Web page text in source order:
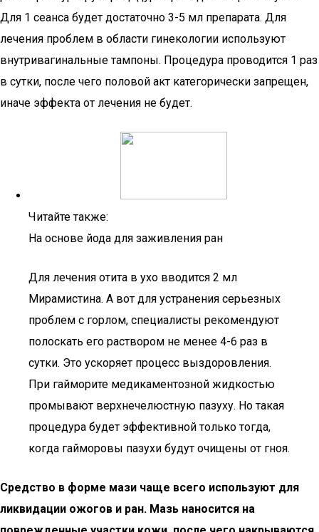
Для 1 сеанса будет достаточно 3-5 мл препарата. Для
лечения проблем в области гинекологии используют
внутривагинальные тампоны. Процедура проводится 1 раз
в сутки, после чего половой акт категорически запрещен,
иначе эффекта от лечения не будет.
Читайте также:
На основе йода для заживления ран
Для лечения отита в ухо вводится 2 мл
Мирамистина. А вот для устранения серьезных
проблем с горлом, специалисты рекомендуют
полоскать его раствором не менее 4-6 раз в
сутки. Это ускоряет процесс выздоровления.
При гайморите медикаментозной жидкостью
промывают верхнечелюстную пазуху. Но такая
процедура будет эффективной только тогда,
когда гайморовы пазухи будут очищены от гноя.
Средство в форме мази чаще всего используют для
ликвидации ожогов и ран. Мазь наносится на